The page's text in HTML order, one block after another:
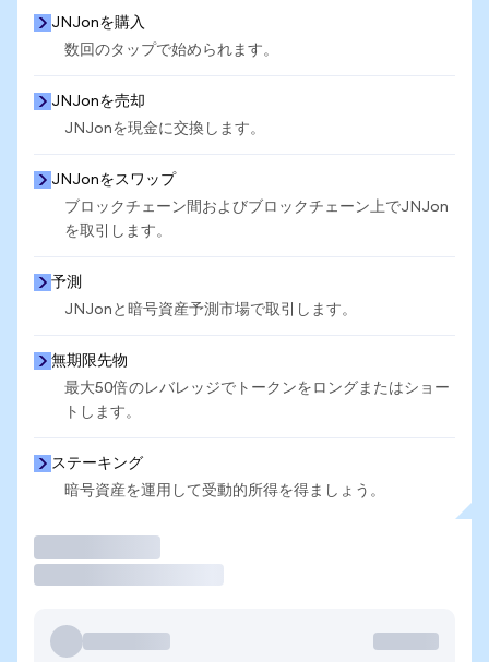
JNJonを購入
数回のタップで始められます。
JNJonを売却
JNJonを現金に交換します。
JNJonをスワップ
ブロックチェーン間およびブロックチェーン上でJNJon
を取引します。
予測
JNJonと暗号資産予測市場で取引します。
無期限先物
最大50倍のレバレッジでトークンをロングまたはショー
トします。
ステーキング
暗号資産を運用して受動的所得を得ましょう。